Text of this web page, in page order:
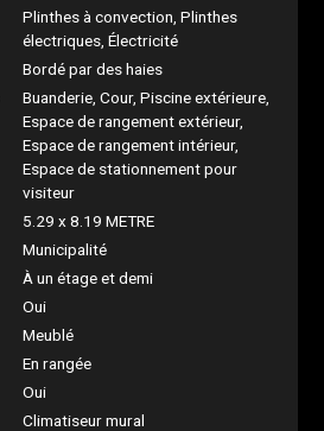
Plinthes à convection, Plinthes
électriques, Électricité
Bordé par des haies
Buanderie, Cour, Piscine extérieure,
Espace de rangement extérieur,
Espace de rangement intérieur,
Espace de stationnement pour
visiteur
5.29 x 8.19 METRE
Municipalité
À un étage et demi
Oui
Meublé
En rangée
Oui
Climatiseur mural